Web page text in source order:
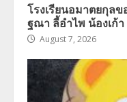
โรงเรียนอมาตยกุล
ฐณา ลี้อำไพ น้องเก้
August 7, 2026